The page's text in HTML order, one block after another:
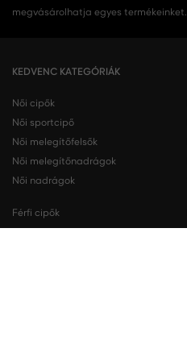
megvásárolhatja egyes termékeinket.
KEDVENC KATEGÓRIÁK
Női cipők
Női sportcipő
Női melegítőfelsők
Női melegítőnadrágok
Női nadrágok
Férfi cipők